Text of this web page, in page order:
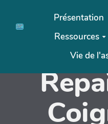
Aller au contenu principal
Présentation
Ressources
Vie de